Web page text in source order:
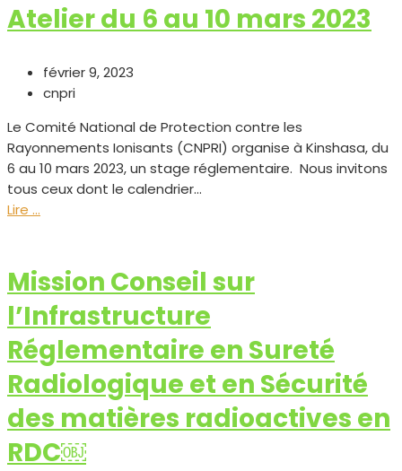
Atelier du 6 au 10 mars 2023
février 9, 2023
cnpri
Le Comité National de Protection contre les
Rayonnements Ionisants (CNPRI) organise à Kinshasa, du
6 au 10 mars 2023, un stage réglementaire. Nous invitons
tous ceux dont le calendrier...
Lire ...
Mission Conseil sur
l’Infrastructure
Réglementaire en Sureté
Radiologique et en Sécurité
des matières radioactives en
RDC￼